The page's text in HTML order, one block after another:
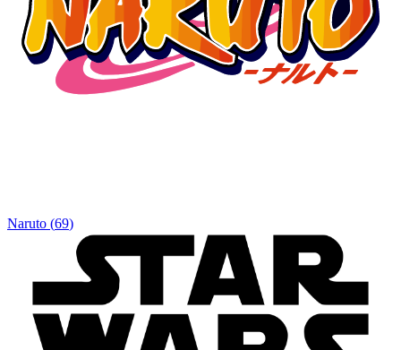
Naruto (69)